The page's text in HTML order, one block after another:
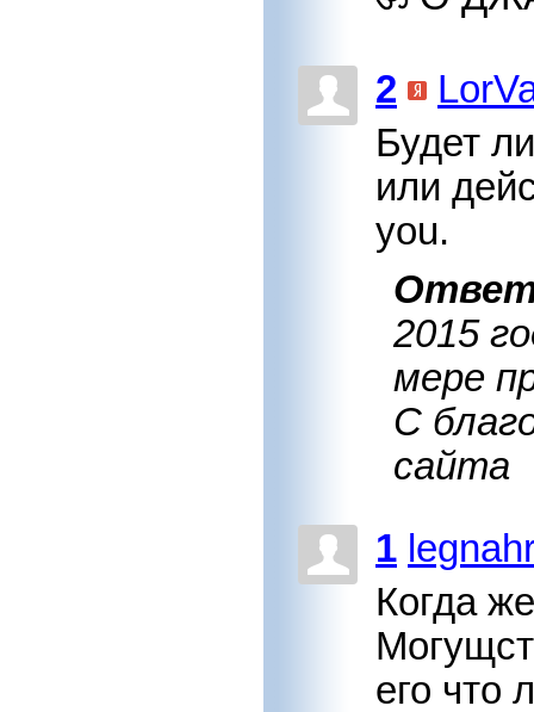
2
Будет
или
you.
2015
мере
С
сайта
1
Когда
его что